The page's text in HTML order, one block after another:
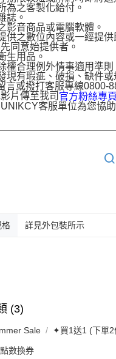
為之客製化給付。
誌。
影音商品或電腦軟體。
供之數位內容或一經提
同意始提供者。
生用品。
權合理例外情事適用準則
現有瑕疵、破損、缺件
言或撥打客服專線0800-
片傳至我司 官方粉絲專頁
客服單位為您協
格 詳見外包裝所示
(3)
Sale ✦買1送1 (下單2
數換券